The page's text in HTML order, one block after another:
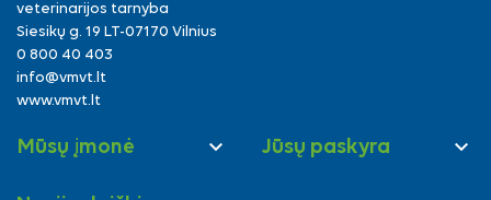
veterinarijos tarnyba
Siesikų g. 19 LT-07170 Vilnius
0 800 40 403
info@vmvt.lt
www.vmvt.lt
Mūsų įmonė  Jūsų paskyra 